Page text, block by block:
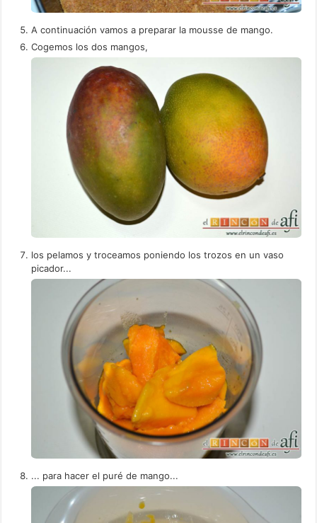
A continuación vamos a preparar la mousse de mango.
Cogemos los dos mangos,
los pelamos y troceamos poniendo los trozos en un vaso
picador...
... para hacer el puré de mango...